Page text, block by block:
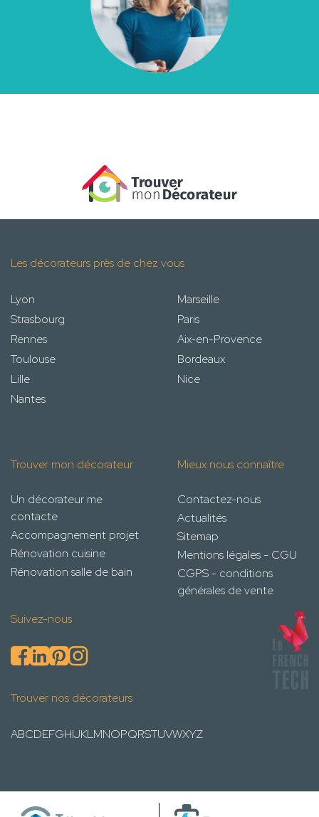
Les décorateurs près de chez vous
Lyon
Marseille
Strasbourg
Paris
Rennes
Aix-en-Provence
Toulouse
Bordeaux
Lille
Nice
Nantes
Trouver mon décorateur
Un décorateur me
contacte
Accompagnement projet
Rénovation cuisine
Rénovation salle de bain
Mieux nous connaître
Contactez-nous
Actualités
Sitemap
Mentions légales - CGU
CGPS - conditions
générales de vente
Suivez-nous
Trouver nos décorateurs
ABCDEFGHIJKLMNOPQRSTUVWXYZ